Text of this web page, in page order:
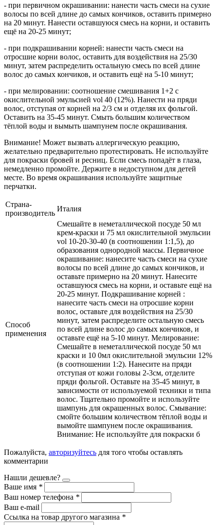
- при первичном окрашивании: нанести часть смеси на сухие
волосы по всей длине до самых кончиков, оставить примерно
на 20 минут. Нанести оставшуюся смесь на корни, и оставить
ещё на 20-25 минут;
- при подкрашивании корней: нанести часть смеси на
отросшие корни волос, оставить для воздействия на 25/30
минут, затем распределить остальную смесь по всей длине
волос до самых кончиков, и оставить ещё на 5-10 минут;
- при мелировании: соотношение смешивания 1+2 с
окислительной эмульсией vol 40 (12%). Нанести на пряди
волос, отступая от корней на 2/3 см и отделяя их фольгой.
Оставить на 35-45 минут. Смыть большим количеством
тёплой воды и вымыть шампунем после окрашивания.
Внимание! Может вызвать аллергическую реакцию,
желательно предварительно протестировать. Не используйте
для покраски бровей и ресниц. Если смесь попадёт в глаза,
немедленно промойте. Держите в недоступном для детей
месте. Во время окрашивания используйте защитные
перчатки.
Страна-
производитель
Италия
Способ
применения
Смешайте в неметаллической посуде 50 мл
крем-краски и 75 мл окислительной эмульсии
vol 10-20-30-40 (в соотношении 1:1,5), до
образования однородной массы. Первичное
окрашивание: нанесите часть смеси на сухие
волосы по всей длине до самых кончиков, и
оставьте примерно на 20 минут. Нанесите
оставшуюся смесь на корни, и оставьте ещё на
20-25 минут. Подкрашивание корней :
нанесите часть смеси на отросшие корни
волос, оставьте для воздействия на 25/30
минут, затем распределите остальную смесь
по всей длине волос до самых кончиков, и
оставьте ещё на 5-10 минут. Мелирование:
Смешайте в неметаллической посуде 50 мл
краски и 10 0мл окислительной эмульсии 12%
(в соотношении 1:2). Нанесите на пряди
отступая от кожи головы 2-3см, отделите
пряди фольгой. Оставьте на 35-45 минут, в
зависимости от используемой техники и типа
волос. Тщательно промойте и используйте
шампунь для окрашенных волос. Смывание:
смойте большим количеством тёплой воды и
вымойте шампунем после окрашивания.
Внимание: Не используйте для покраски б
Пожалуйста, авторизуйтесь для того чтобы оставлять
комментарии
Нашли дешевле?
Ваше имя *
Ваш номер телефона *
Ваш e-mail
Ссылка на товар другого магазина *